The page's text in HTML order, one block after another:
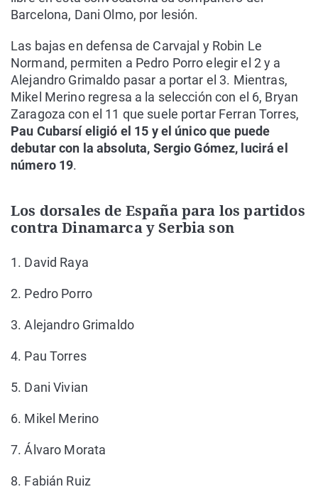
Barcelona, Dani Olmo, por lesión.
Las bajas en defensa de Carvajal y Robin Le
Normand, permiten a Pedro Porro elegir el 2 y a
Alejandro Grimaldo pasar a portar el 3. Mientras,
Mikel Merino regresa a la selección con el 6, Bryan
Zaragoza con el 11 que suele portar Ferran Torres,
Pau Cubarsí eligió el 15 y el único que puede
debutar con la absoluta, Sergio Gómez, lucirá el
número 19.
Los dorsales de España para los partidos
contra Dinamarca y Serbia son
1. David Raya
2. Pedro Porro
3. Alejandro Grimaldo
4. Pau Torres
5. Dani Vivian
6. Mikel Merino
7. Álvaro Morata
8. Fabián Ruiz